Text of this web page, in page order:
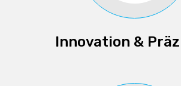
Innovation &